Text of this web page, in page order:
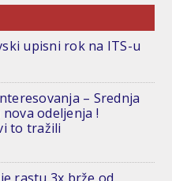
upisni rok na ITS-u
– Srednja
odeljenja !
to tražili